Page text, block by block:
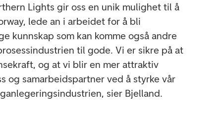
Lights gir oss en unik mulighet til å
lede an i arbeidet for å bli
kunnskap som kan komme også andre
til gode. Vi er sikre på at
og at vi blir en mer attraktiv
og samarbeidspartner ved å styrke vår
sier Bjelland.